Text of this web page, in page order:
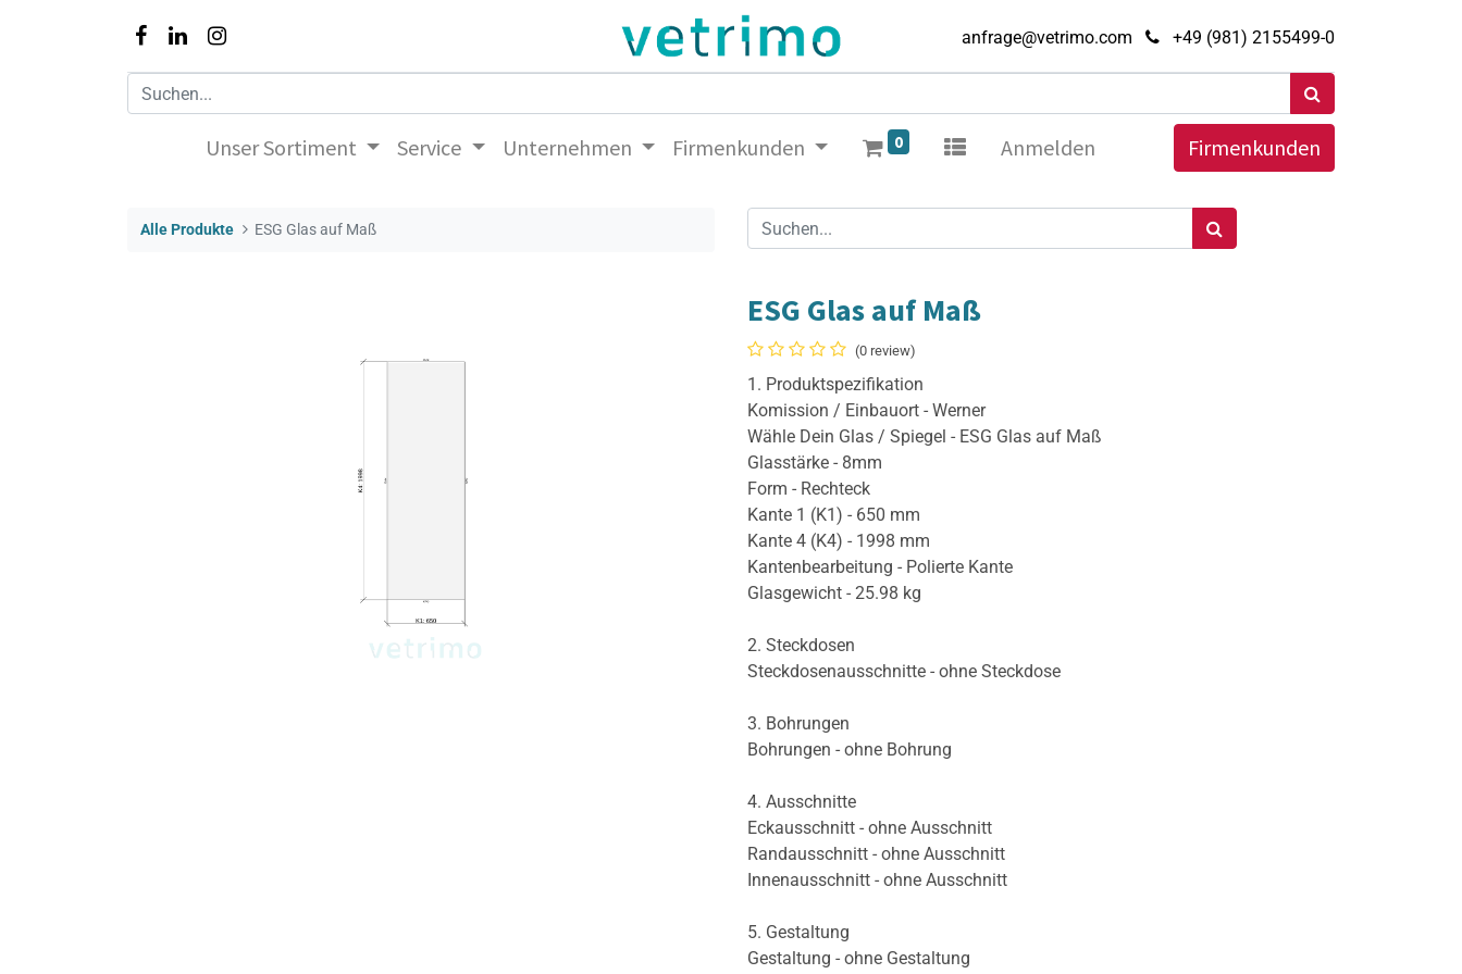
anfrage@vetrimo.com +49 (981) 2155499-0
Unser Sortiment Service Unternehmen Firmenkunden 0 Anmelden Firmenkunden
Alle Produkte ESG Glas auf Maß
ESG Glas auf Maß
(0 review)
1. Produktspezifikation
Komission / Einbauort - Werner
Wähle Dein Glas / Spiegel - ESG Glas auf Maß
Glasstärke - 8mm
Form - Rechteck
Kante 1 (K1) - 650 mm
Kante 4 (K4) - 1998 mm
Kantenbearbeitung - Polierte Kante
Glasgewicht - 25.98 kg
2. Steckdosen
Steckdosenausschnitte - ohne Steckdose
3. Bohrungen
Bohrungen - ohne Bohrung
4. Ausschnitte
Eckausschnitt - ohne Ausschnitt
Randausschnitt - ohne Ausschnitt
Innenausschnitt - ohne Ausschnitt
5. Gestaltung
Gestaltung - ohne Gestaltung